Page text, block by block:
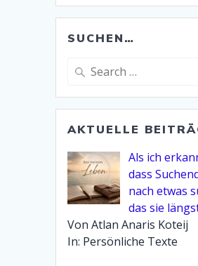
SUCHEN…
Search
AKTUELLE
Als ich
dass
nach etwas
das sie
Von Atlan Anaris Koteij
In: Persönliche Texte